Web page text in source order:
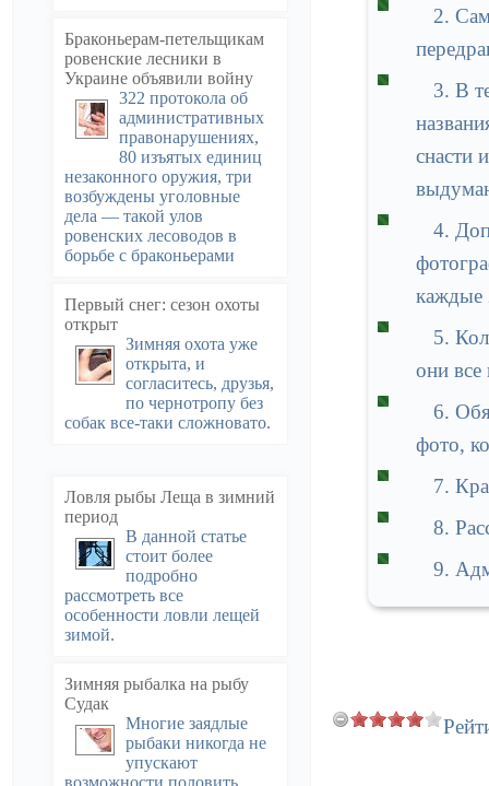
Браконьерам-петельщикам
ровенские лесники в
Украине объявили войну
322 протокола об
административных
правонарушениях,
80 изъятых единиц
незаконного оружия, три
возбуждены уголовные
дела — такой улов
ровенских лесоводов в
борьбе с браконьерами
Первый снег: сезон охоты
открыт
Зимняя охота уже
открыта, и
согласитесь, друзья,
по чернотропу без
собак все-таки сложновато.
Ловля рыбы Леща в зимний
период
В данной статье
стоит более
подробно
рассмотреть все
особенности ловли лещей
зимой.
Зимняя рыбалка на рыбу
Судак
Многие заядлые
рыбаки никогда не
упускают
возможности половить
2.
3. В
снасти
4.
каждые
5.
они все
6.
фото,
7.
8.
9.